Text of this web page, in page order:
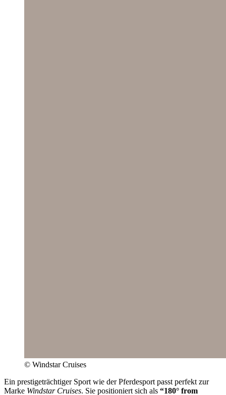
© Windstar Cruises
Ein prestigeträchtiger Sport wie der Pferdesport passt perfekt zur
Marke Windstar Cruises. Sie positioniert sich als “180° from